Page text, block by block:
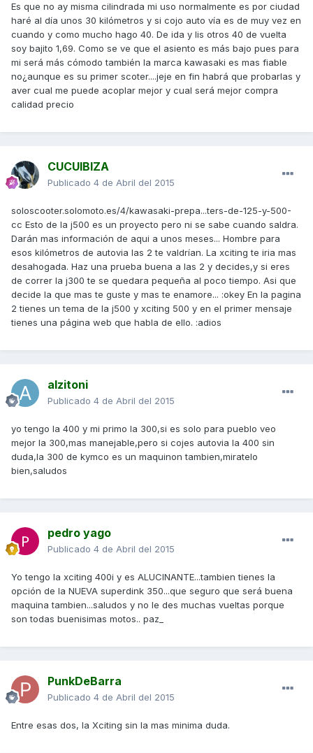
Es que no ay misma cilindrada mi uso normalmente es por ciudad
haré al día unos 30 kilómetros y si cojo auto vía es de muy vez en
cuando y como mucho hago 40. De ida y lis otros 40 de vuelta
soy bajito 1,69. Como se ve que el asiento es más bajo pues para
mi será más cómodo también la marca kawasaki es mas fiable
no¿aunque es su primer scoter....jeje en fin habrá que probarlas y
aver cual me puede acoplar mejor y cual será mejor compra
calidad precio
CUCUIBIZA
Publicado 4 de Abril del 2015
soloscooter.solomoto.es/4/kawasaki-prepa...ters-de-125-y-500-
cc Esto de la j500 es un proyecto pero ni se sabe cuando saldra.
Darán mas información de aqui a unos meses... Hombre para
esos kilómetros de autovia las 2 te valdrían. La xciting te iria mas
desahogada. Haz una prueba buena a las 2 y decides,y si eres
de correr la j300 te se quedara pequeña al poco tiempo. Asi que
decide la que mas te guste y mas te enamore... :okey En la pagina
2 tienes un tema de la j500 y xciting 500 y en el primer mensaje
tienes una página web que habla de ello. :adios
alzitoni
Publicado 4 de Abril del 2015
yo tengo la 400 y mi primo la 300,si es solo para pueblo veo
mejor la 300,mas manejable,pero si cojes autovia la 400 sin
duda,la 300 de kymco es un maquinon tambien,miratelo
bien,saludos
pedro yago
Publicado 4 de Abril del 2015
Yo tengo la xciting 400i y es ALUCINANTE...tambien tienes la
opción de la NUEVA superdink 350...que seguro que será buena
maquina tambien...saludos y no le des muchas vueltas porque
son todas buenisimas motos.. paz_
PunkDeBarra
Publicado 4 de Abril del 2015
Entre esas dos, la Xciting sin la mas minima duda.